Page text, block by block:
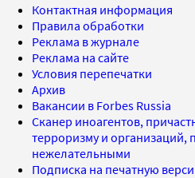
Контактная информация
Правила обработки
Реклама в журнале
Реклама на сайте
Условия перепечатки
Архив
Вакансии в Forbes Russia
Сканер иноагентов,
терроризму и организаций,
нежелательными
Подписка на печатную